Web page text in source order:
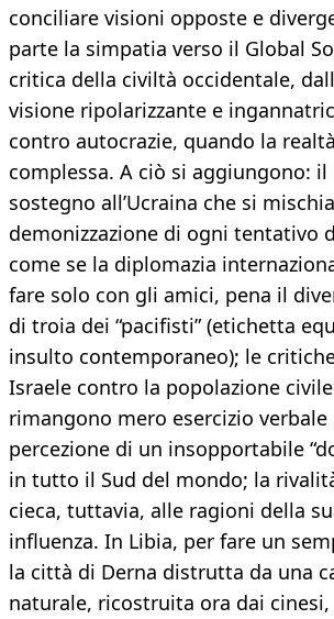
conciliare visioni opposte e
parte la simpatia verso il Global
critica della civiltà occidentale,
visione ripolarizzante e
contro autocrazie, quando la
complessa. A ciò si aggiungono:
sostegno all’Ucraina che si
demonizzazione di ogni tentativo
come se la diplomazia
fare solo con gli amici, pena il
di troia dei “pacifisti” (etichetta
insulto contemporaneo); le
Israele contro la popolazione
rimangono mero esercizio verbale
percezione di un insopportabile
in tutto il Sud del mondo; la
cieca, tuttavia, alle ragioni della
influenza. In Libia, per fare un
la città di Derna distrutta da una
naturale, ricostruita ora dai